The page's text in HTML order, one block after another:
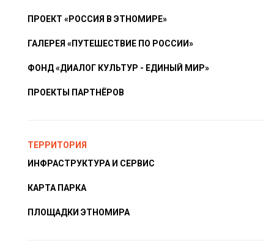
ПРОЕКТ «РОССИЯ В ЭТНОМИРЕ»
ГАЛЕРЕЯ «ПУТЕШЕСТВИЕ ПО РОССИИ»
ФОНД «ДИАЛОГ КУЛЬТУР - ЕДИНЫЙ МИР»
ПРОЕКТЫ ПАРТНЁРОВ
ТЕРРИТОРИЯ
ИНФРАСТРУКТУРА И СЕРВИС
КАРТА ПАРКА
ПЛОЩАДКИ ЭТНОМИРА